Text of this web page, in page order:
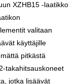
XZHB15 -laatikko
valitaan
käyttäjille
pitkästä
takahitsauskoneet
jotka lisäävät